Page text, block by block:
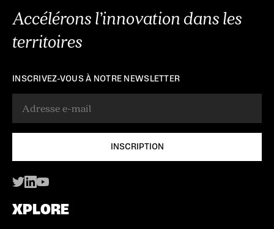
Accélérons l’innovation dans les
territoires
INSCRIVEZ-VOUS À NOTRE NEWSLETTER
XPLORE